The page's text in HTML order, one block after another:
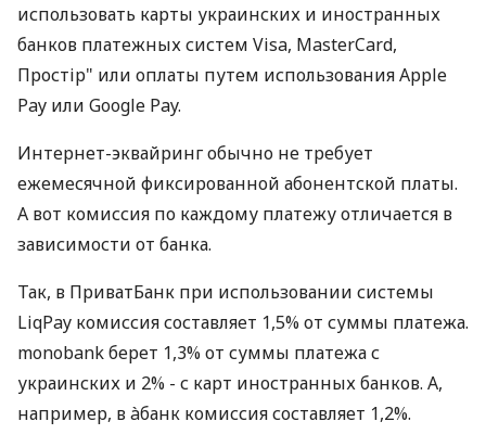
использовать карты украинских и иностранных
банков платежных систем Visa, MasterCard,
Простір" или оплаты путем использования Apple
Pay или Google Pay.
Интернет-эквайринг обычно не требует
ежемесячной фиксированной абонентской платы.
А вот комиссия по каждому платежу отличается в
зависимости от банка.
Так, в ПриватБанк при использовании системы
LiqPay комиссия составляет 1,5% от суммы платежа.
monobank берет 1,3% от суммы платежа с
украинских и 2% - с карт иностранных банков. А,
например, в àбанк комиссия составляет 1,2%.